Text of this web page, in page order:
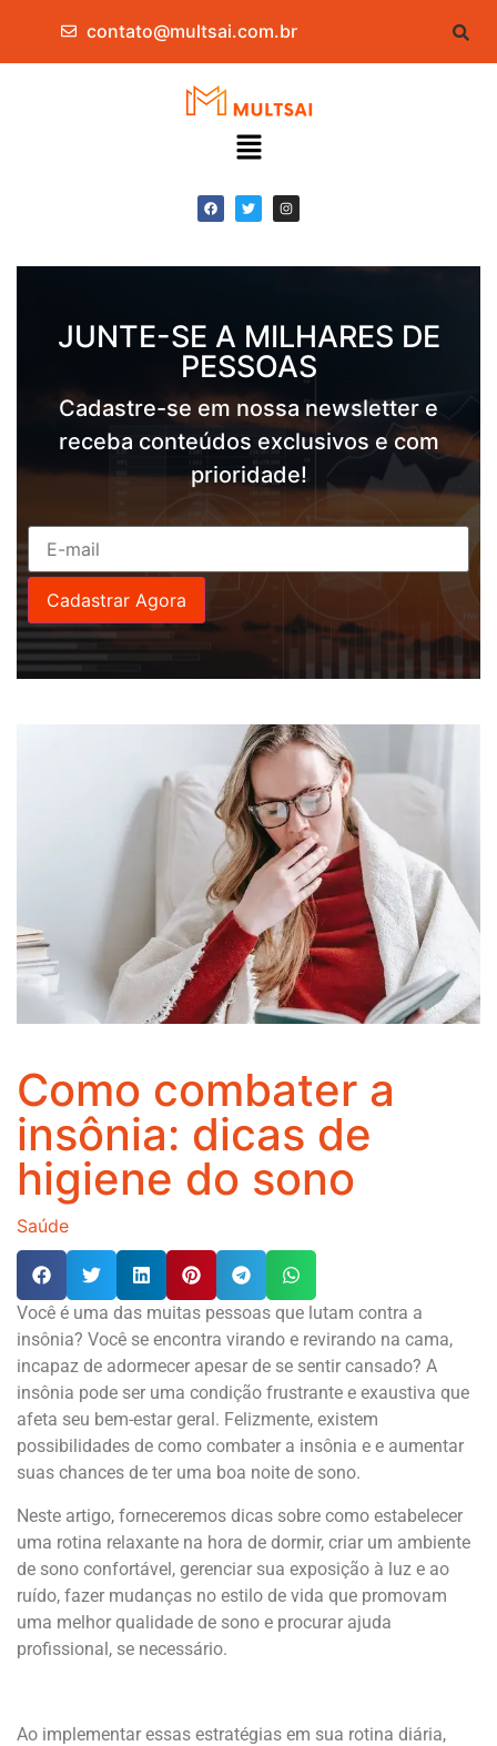
contato@multsai.com.br
JUNTE-SE A MILHARES DE
PESSOAS
Cadastre-se em nossa newsletter e
receba conteúdos exclusivos e com
prioridade!
Como combater a
insônia: dicas de
higiene do sono
Saúde
Você é uma das muitas pessoas que lutam contra a
insônia? Você se encontra virando e revirando na cama,
incapaz de adormecer apesar de se sentir cansado? A
insônia pode ser uma condição frustrante e exaustiva que
afeta seu bem-estar geral. Felizmente, existem
possibilidades de como combater a insônia e e aumentar
suas chances de ter uma boa noite de sono.
Neste artigo, forneceremos dicas sobre como estabelecer
uma rotina relaxante na hora de dormir, criar um ambiente
de sono confortável, gerenciar sua exposição à luz e ao
ruído, fazer mudanças no estilo de vida que promovam
uma melhor qualidade de sono e procurar ajuda
profissional, se necessário.
Ao implementar essas estratégias em sua rotina diária,